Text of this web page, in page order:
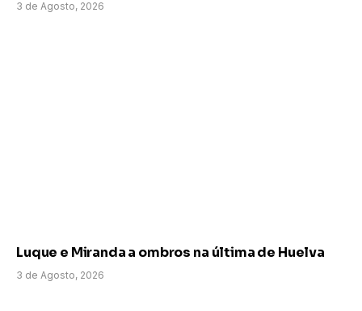
3 de Agosto, 2026
Luque e Miranda a ombros na última de Huelva
3 de Agosto, 2026